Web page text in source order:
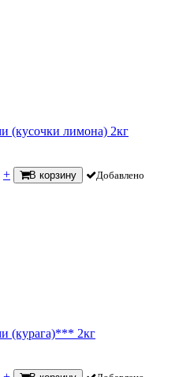
(кусочки лимона) 2кг
+ В корзину Добавлено
(курага)*** 2кг